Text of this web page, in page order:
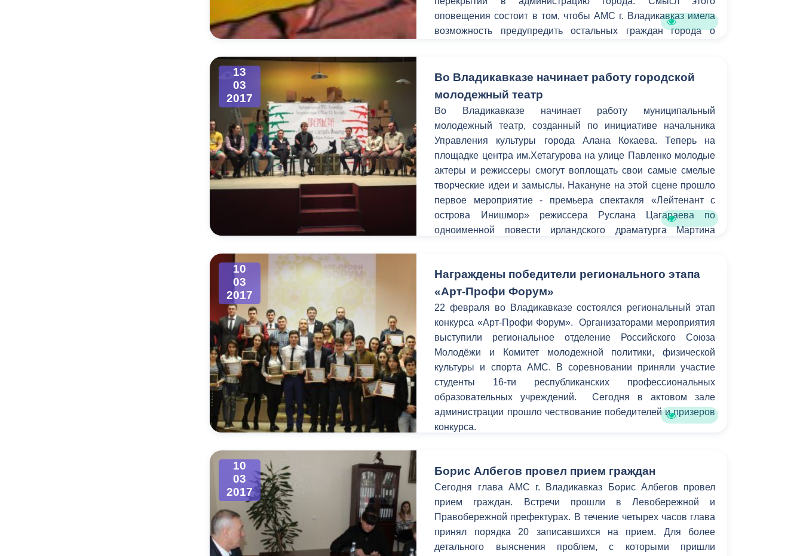
оповещения состоит в том, чтобы АМС г. Владикавказ имела
возможность предупредить остальных граждан города о
13
03
2017
Во Владикавказе начинает работу городской
молодежный театр
Во Владикавказе начинает работу муниципальный
молодежный театр, созданный по инициативе начальника
Управления культуры города Алана Кокаева. Теперь на
площадке центра им.Хетагурова на улице Павленко молодые
актеры и режиссеры смогут воплощать свои самые смелые
творческие идеи и замыслы. Накануне на этой сцене прошло
первое мероприятие - премьера спектакля «Лейтенант с
острова Инишмор» режиссера Руслана Цагараева по
одноименной повести ирландского драматурга Мартина
10
03
2017
Награждены победители регионального этапа
«Арт-Профи Форум»
22 февраля во Владикавказе состоялся региональный этап
конкурса «Арт-Профи Форум». Организаторами мероприятия
выступили региональное отделение Российского Союза
Молодёжи и Комитет молодежной политики, физической
культуры и спорта АМС. В соревновании приняли участие
студенты 16-ти республиканских профессиональных
образовательных учреждений. Сегодня в актовом зале
администрации прошло чествование победителей и призеров
конкурса.
10
03
2017
Борис Албегов провел прием граждан
Сегодня глава АМС г. Владикавказ Борис Албегов провел
прием граждан. Встречи прошли в Левобережной и
Правобережной префектурах. В течение четырех часов глава
принял порядка 20 записавшихся на прием. Для более
детального выяснения проблем, с которыми пришли